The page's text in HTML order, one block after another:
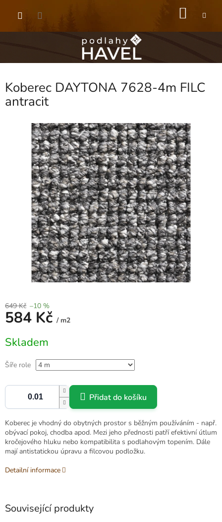
Koberec DAYTONA 7628-4m FILC
antracit
649 Kč –10 %
584 Kč / m2
cena:
Skladem
Šíře role
Přidat do košíku
Koberec je vhodný do obytných prostor s běžným používáním - např.
obývací pokoj, chodba apod. Mezi jeho přednosti patří efektivní útlum
kročejového hluku nebo kompatibilita s podlahovým topením. Dále
mají antistatickou úpravu a filcovou podložku.
Detailní informace
Související produkty